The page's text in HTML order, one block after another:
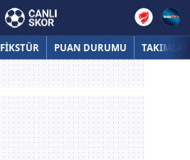
FİKSTÜR PUAN DURUMU TAKIMLAR